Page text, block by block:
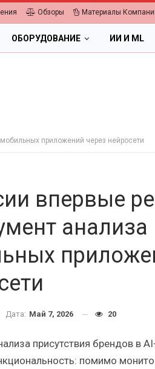
Обзоры Материалы
ОБОРУДОВАНИЕ ИИ И ML
приложений через нейросети
впервые
анализа
Дата: Май 7, 2026 20
присутствия брендов в
помимо
ПК, НОУТБУКИ
российского ИТ-рынка в 2025